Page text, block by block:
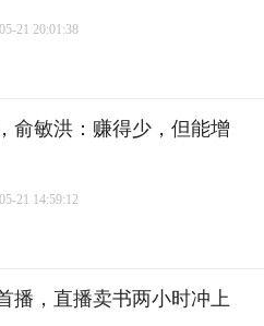
21 20:01:38
俞敏洪：赚得少，但能增
21 14:59:12
播，直播卖书两小时冲上